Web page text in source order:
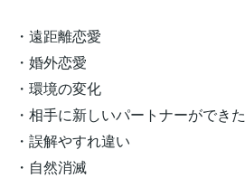
・遠距離恋愛
・婚外恋愛
・環境の変化
・相手に新しいパートナーができた
・誤解やすれ違い
・自然消滅